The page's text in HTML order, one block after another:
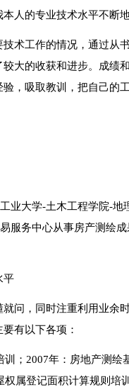
人的专业技术水平不断
术工作的情况，通过从
大的收获和进步。成绩
，吸取教训，把自己的工
业大学-土木工程学院-
服务中心从事房产测绘
平
问，同时注重利用业余
有以下各项：
训；2007年：房地产测
属登记面积计算规则培